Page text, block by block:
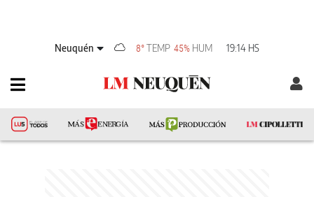
Neuquén 8°TEMP 45% HUM 19:14 HS